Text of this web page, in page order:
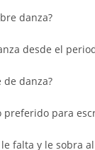
danza?
desde el
de danza?
preferido para
falta y le sobra